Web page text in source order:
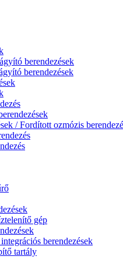
berendezések
berendezések
/ Fordított ozmózis
gép
berendezések
tartály